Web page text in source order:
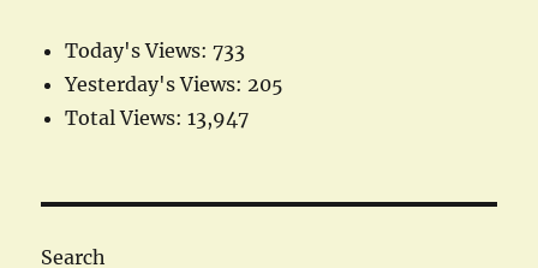
Today's Views:733
Yesterday's Views: 205
Total Views:13,947
Search